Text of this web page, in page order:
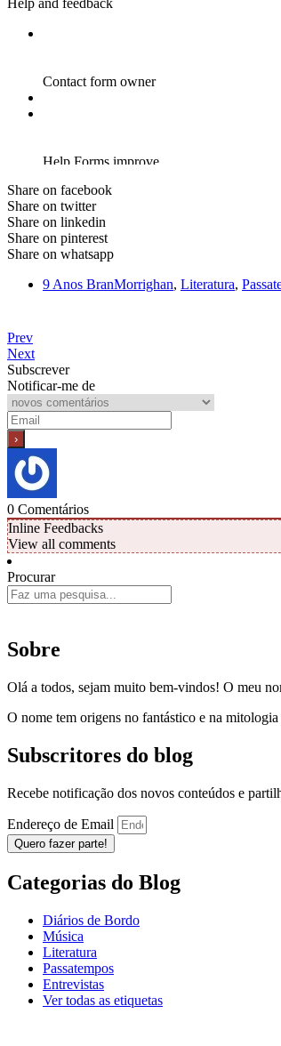
Share on facebook
Share on twitter
Share on linkedin
Share on pinterest
Share on whatsapp
9 Anos BranMorrighan, Literatura,
Prev
Next
Subscrever
Notificar-me de
0 Comentários
Inline Feedbacks
View all comments
Procurar
Sobre
Olá a todos, sejam muito bem-vindos! O meu
O nome tem origens no fantástico e na
Subscritores do blog
Recebe notificação dos novos conteúdos e
Endereço de Email
Quero fazer parte!
Categorias do Blog
Diários de Bordo
Música
Literatura
Passatempos
Entrevistas
Ver todas as etiquetas